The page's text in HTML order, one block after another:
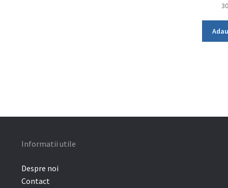
Informatii utile
Despre noi
Contact